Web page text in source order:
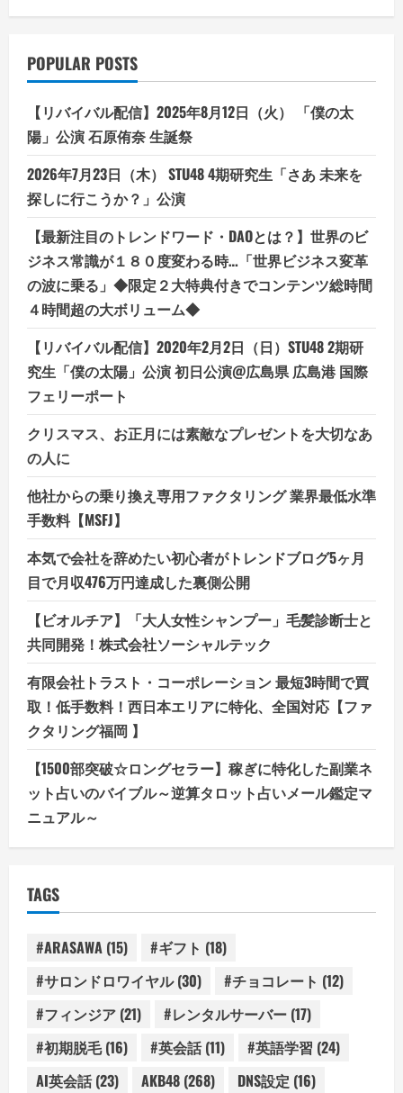
POPULAR POSTS
【リバイバル配信】2025年8月12日（火） 「僕の太
陽」公演 石原侑奈 生誕祭
2026年7月23日（木） STU48 4期研究生「さあ 未来を
探しに行こうか？」公演
【最新注目のトレンドワード・DAOとは？】世界のビ
ジネス常識が１８０度変わる時…「世界ビジネス変革
の波に乗る」◆限定２大特典付きでコンテンツ総時間
４時間超の大ボリューム◆
【リバイバル配信】2020年2月2日（日）STU48 2期研
究生「僕の太陽」公演 初日公演@広島県 広島港 国際
フェリーポート
クリスマス、お正月には素敵なプレゼントを大切なあ
の人に
他社からの乗り換え専用ファクタリング 業界最低水準
手数料【MSFJ】
本気で会社を辞めたい初心者がトレンドブログ5ヶ月
目で月収476万円達成した裏側公開
【ビオルチア】「大人女性シャンプー」毛髪診断士と
共同開発！株式会社ソーシャルテック
有限会社トラスト・コーポレーション 最短3時間で買
取！低手数料！西日本エリアに特化、全国対応【ファ
クタリング福岡 】
【1500部突破☆ロングセラー】稼ぎに特化した副業ネ
ット占いのバイブル～逆算タロット占いメール鑑定マ
ニュアル～
TAGS
#ARASAWA (15) #ギフト (18)
#サロンドロワイヤル(30) #チョコレート (12)
#フィンジア (21) #レンタルサーバー (17)
#初期脱毛(16) #英会話(11) #英語学習 (24)
AI英会話(23) AKB48 (268) DNS設定 (16)